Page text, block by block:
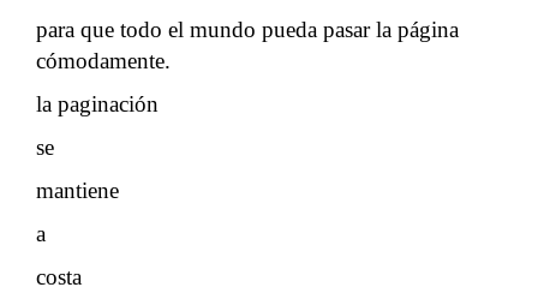
para que todo el mundo pueda pasar la página
cómodamente.
la paginación
se
mantiene
a
costa